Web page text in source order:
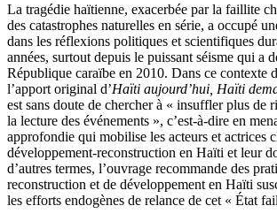
La tragédie haïtienne, exacerbée par la faillite
des catastrophes naturelles en série, a occupé
dans les réflexions politiques et scientifiques
années, surtout depuis le puissant séisme qui a
République caraïbe en 2010. Dans ce contexte
l’apport original d’Haïti aujourd’hui, Haïti
est sans doute de chercher à « insuffler plus de
la lecture des événements », c’est-à-dire en
approfondie qui mobilise les acteurs et actrices
développement-reconstruction en Haïti et leur
d’autres termes, l’ouvrage recommande des
reconstruction et de développement en Haïti
les efforts endogènes de relance de cet « État